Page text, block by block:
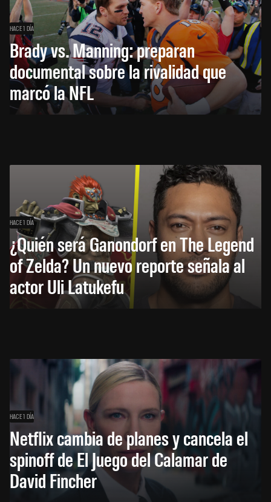
HACE 1 DÍA
Brady vs. Manning: preparan
documental sobre la rivalidad que
marcó la NFL
HACE 1 DÍA
¿Quién será Ganondorf en The Legend
of Zelda? Un nuevo reporte señala al
actor Uli Latukefu
HACE 1 DÍA
Netflix cambia de planes y cancela el
spinoff de El Juego del Calamar de
David Fincher